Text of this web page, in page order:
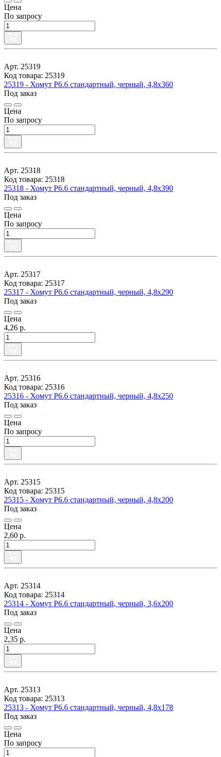
Цена
По запросу
Арт. 25319
Код товара: 25319
25319 - Хомут P6.6 стандартный, черный, 4,8x360
Под заказ
Цена
По запросу
Арт. 25318
Код товара: 25318
25318 - Хомут P6.6 стандартный, черный, 4,8x390
Под заказ
Цена
По запросу
Арт. 25317
Код товара: 25317
25317 - Хомут P6.6 стандартный, черный, 4,8x290
Под заказ
Цена
4,26 р.
Арт. 25316
Код товара: 25316
25316 - Хомут P6.6 стандартный, черный, 4,8x250
Под заказ
Цена
По запросу
Арт. 25315
Код товара: 25315
25315 - Хомут P6.6 стандартный, черный, 4,8x200
Под заказ
Цена
2,60 р.
Арт. 25314
Код товара: 25314
25314 - Хомут P6.6 стандартный, черный, 3,6х200
Под заказ
Цена
2,35 р.
Арт. 25313
Код товара: 25313
25313 - Хомут P6.6 стандартный, черный, 4,8x178
Под заказ
Цена
По запросу